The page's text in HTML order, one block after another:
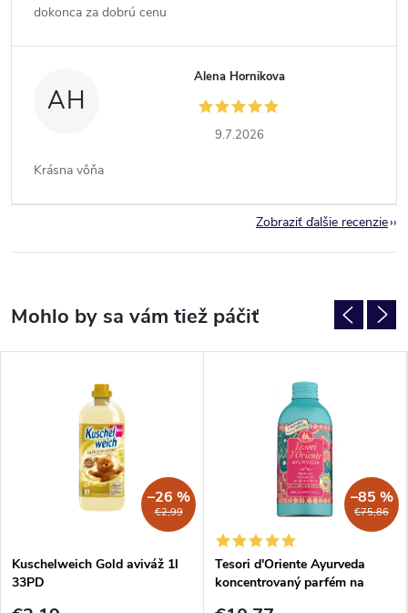
€2,99
–26 %
Kuschelweich Gold aviváž 1l
33PD
€75,86
–85 %
Tesori d'Oriente Ayurveda
koncentrovaný parfém na
dokonca za dobrú cenu
AH
Alena Hornikova
9.7.2026
Krásna vôňa
Zobraziť ďalšie recenzie